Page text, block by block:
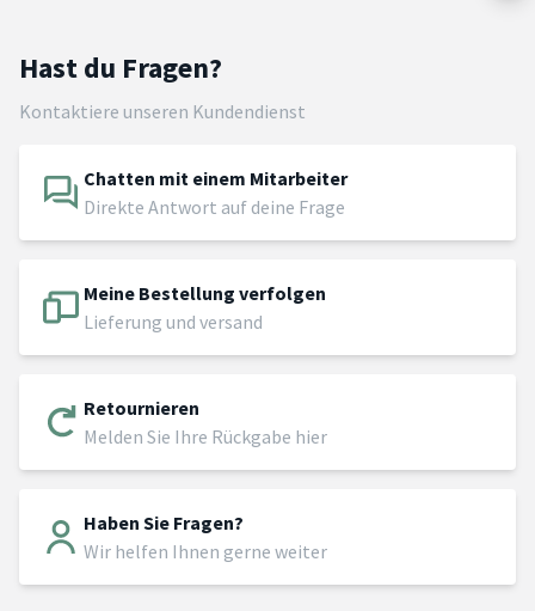
Hast du Fragen?
Kontaktiere unseren Kundendienst
Chatten mit einem Mitarbeiter
Direkte Antwort auf deine Frage
Meine Bestellung verfolgen
Lieferung und versand
Retournieren
Melden Sie Ihre Rückgabe hier
Haben Sie Fragen?
Wir helfen Ihnen gerne weiter